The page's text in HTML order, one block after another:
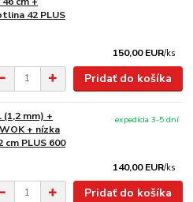
42 PLUS
150,00 EUR/ks
Pridať do košíka
mm) +
+ nízka
PLUS 600
140,00 EUR/ks
expedícia 3-5 dní
Pridať do košíka